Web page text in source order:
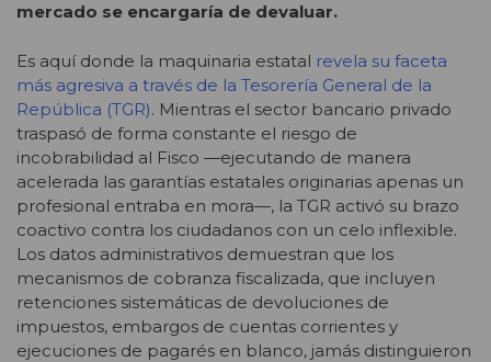
mercado se encargaría de devaluar.
Es aquí donde la maquinaria estatal revela su faceta
más agresiva a través de la Tesorería General de la
República (TGR). Mientras el sector bancario privado
traspasó de forma constante el riesgo de
incobrabilidad al Fisco —ejecutando de manera
acelerada las garantías estatales originarias apenas un
profesional entraba en mora—, la TGR activó su brazo
coactivo contra los ciudadanos con un celo inflexible.
Los datos administrativos demuestran que los
mecanismos de cobranza fiscalizada, que incluyen
retenciones sistemáticas de devoluciones de
impuestos, embargos de cuentas corrientes y
ejecuciones de pagarés en blanco, jamás distinguieron